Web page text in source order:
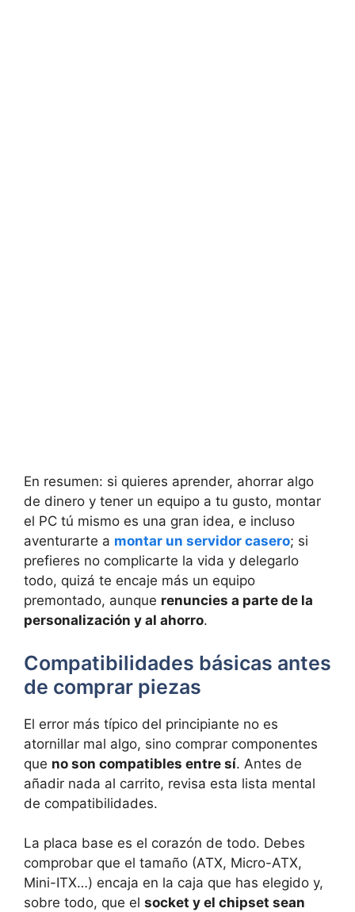
En resumen: si quieres aprender, ahorrar algo
de dinero y tener un equipo a tu gusto, montar
el PC tú mismo es una gran idea, e incluso
aventurarte a montar un servidor casero; si
prefieres no complicarte la vida y delegarlo
todo, quizá te encaje más un equipo
premontado, aunque renuncies a parte de la
personalización y al ahorro.
Compatibilidades básicas antes
de comprar piezas
El error más típico del principiante no es
atornillar mal algo, sino comprar componentes
que no son compatibles entre sí. Antes de
añadir nada al carrito, revisa esta lista mental
de compatibilidades.
La placa base es el corazón de todo. Debes
comprobar que el tamaño (ATX, Micro-ATX,
Mini-ITX…) encaja en la caja que has elegido y,
sobre todo, que el socket y el chipset sean